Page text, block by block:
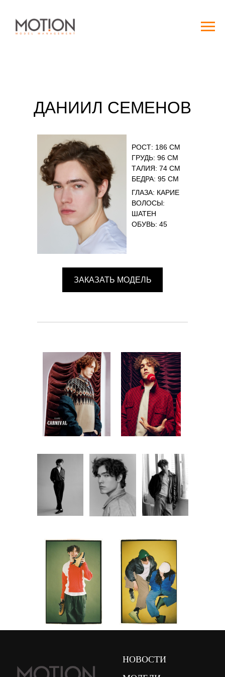
ДАНИИЛ СЕМЕНОВ
РОСТ: 186 СМ
ГРУДЬ: 96 СМ
ТАЛИЯ: 74 СМ
БЕДРА: 95 СМ
ГЛАЗА: КАРИЕ
ВОЛОСЫ:
ШАТЕН
ОБУВЬ: 45
ЗАКАЗАТЬ МОДЕЛЬ
НОВОСТИ